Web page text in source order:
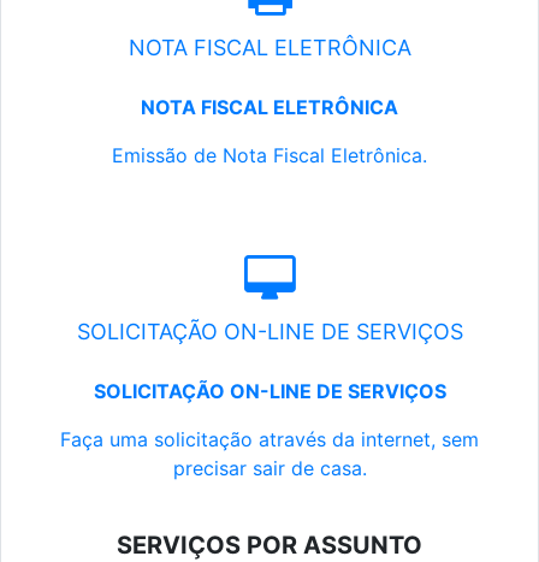
NOTA FISCAL ELETRÔNICA
NOTA FISCAL ELETRÔNICA
Emissão de Nota Fiscal Eletrônica.
SOLICITAÇÃO ON-LINE DE SERVIÇOS
SOLICITAÇÃO ON-LINE DE SERVIÇOS
Faça uma solicitação através da internet, sem
precisar sair de casa.
SERVIÇOS POR ASSUNTO